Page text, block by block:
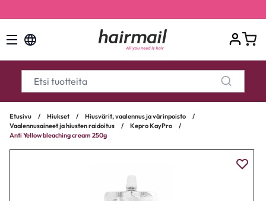
Etusivu / Hiukset / Hiusvärit, vaalennus ja värinpoisto
/
Vaalennusaineet ja hiusten raidoitus
/ Kepro KayPro
/
Anti Yellow bleaching cream 250g